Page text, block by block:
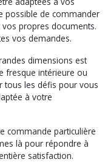
possible de commander
propres documents.
vos demandes.
dimensions est
fresque intérieure ou
tous les défis pour vous
à votre
commande particulière
là pour répondre à
satisfaction.